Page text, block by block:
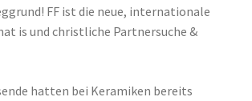
FF ist die neue, internationale
is und christliche Partnersuche &
hatten bei Keramiken bereits